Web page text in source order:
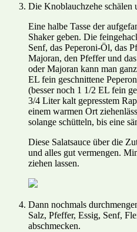
Die Knoblauchzehe schälen
Eine halbe Tasse der
Shaker geben. Die
Senf, das Peperoni-Öl, das
Majoran, den Pfeffer und
oder Majoran kann man
EL fein geschnittene
(besser noch 1 1/2 EL fein
3/4 Liter kalt gepresstem
einem warmen Ort
solange schütteln, bis eine
Diese Salatsauce über die
und alles gut vermengen.
ziehen lassen.
Dann nochmals
Salz, Pfeffer, Essig, Senf,
abschmecken.